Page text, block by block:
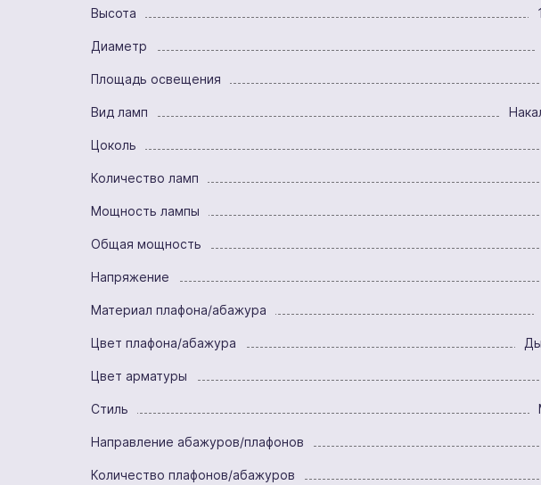
Высота
Диаметр
Площадь освещения
Вид ламп
Цоколь
Количество ламп
Мощность лампы
Общая мощность
Напряжение
Материал плафона/абажура
Цвет плафона/абажура
Цвет арматуры
Стиль
Направление абажуров/плафонов
Количество плафонов/абажуров